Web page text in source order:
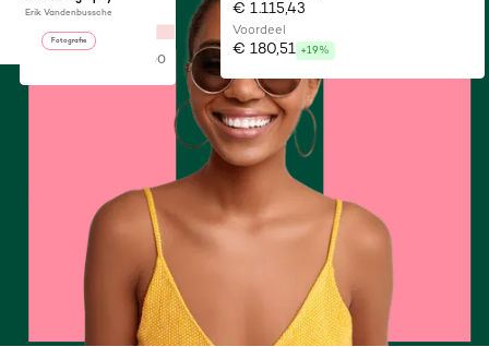
€ 1.115,43
Voordeel
€ 180,51 +19%
€ 15.000
Erik Vandenbussche
Fotografie